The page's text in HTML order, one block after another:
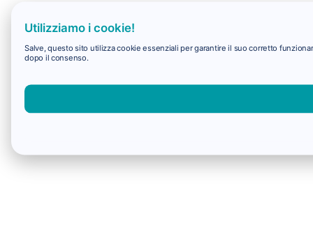
Utilizziamo i cookie!
Salve, questo sito utilizza cookie essenziali per garantire il suo corretto
dopo il consenso.